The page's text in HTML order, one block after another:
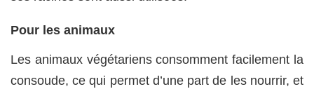
Pour les animaux
Les animaux végétariens consomment facilement la
consoude, ce qui permet d’une part de les nourrir, et